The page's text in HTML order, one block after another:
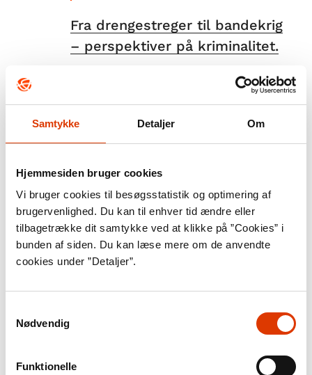
Samtykke Detaljer Om
Hjemmesiden bruger cookies
Vi bruger cookies til besøgsstatistik og optimering af
brugervenlighed. Du kan til enhver tid ændre eller
tilbagetrække dit samtykke ved at klikke på ”Cookies” i
bunden af siden. Du kan læse mere om de anvendte
cookies under ”Detaljer”.
Nødvendig
Funktionelle
Fra drengestreger til bandekrig
– perspektiver på kriminalitet.
Podcast
Banderelateret.
Kristoffer Eriksen og Carsten Norton.
Podimo, 29-09-2023.
Podcast i serien Bandeland, hvor
journalisterne Kristoffer Eriksen og Carsten
mørkeste hjørner af den kriminelle